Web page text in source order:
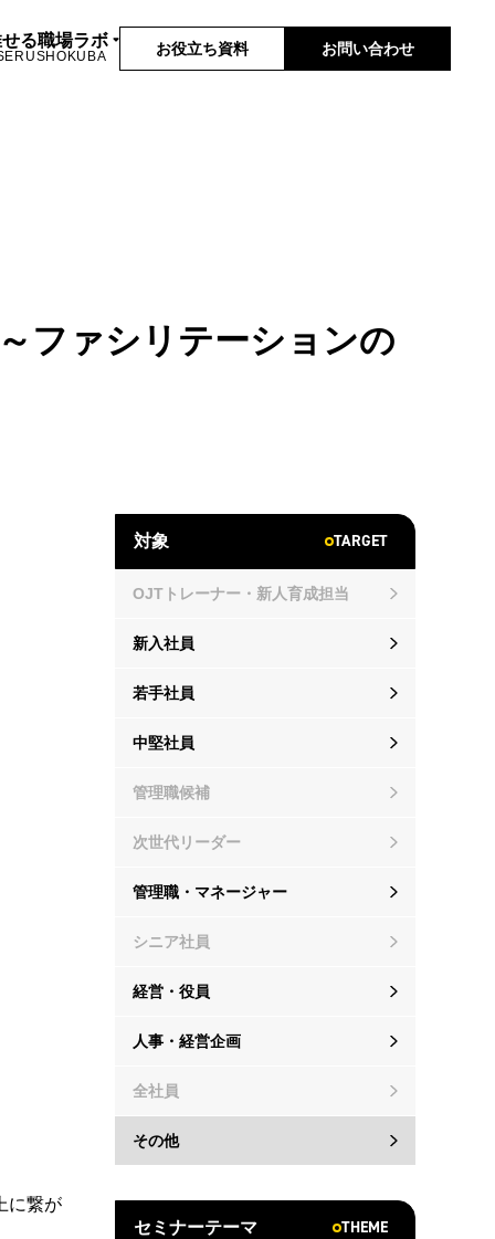
る職場ラボ お役立ち資料 お問い合わせ
ファシリテーションの
に繋が
対象 TARGET
OJTトレーナー・新人育成担当
新入社員
若手社員
中堅社員
管理職候補
次世代リーダー
管理職・マネージャー
シニア社員
経営・役員
人事・経営企画
全社員
その他
セミナーテーマ THEME